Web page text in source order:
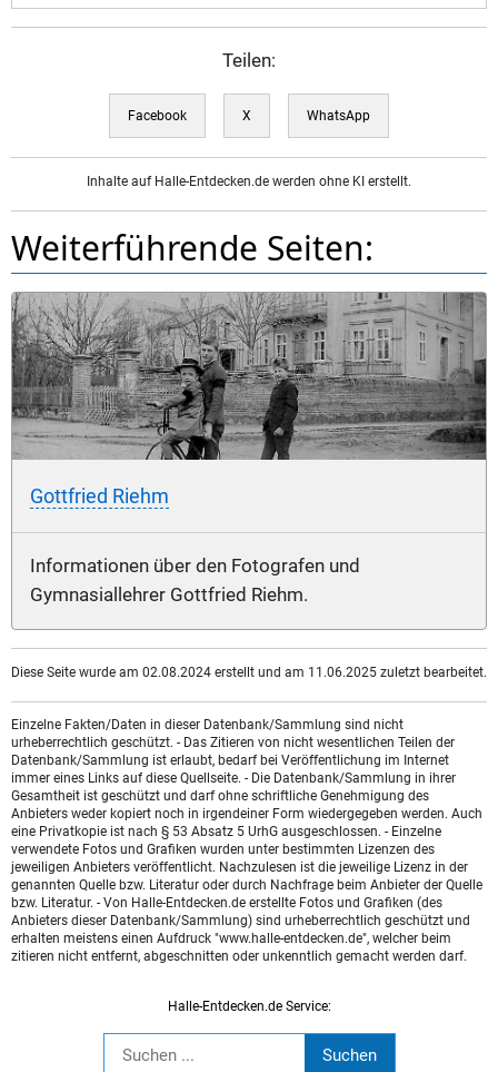
Teilen:
Facebook X WhatsApp
Inhalte auf Halle-Entdecken.de werden ohne KI erstellt.
Weiterführende Seiten:
Gottfried Riehm
Informationen über den Fotografen und
Gymnasiallehrer Gottfried Riehm.
Diese Seite wurde am 02.08.2024 erstellt und am 11.06.2025 zuletzt bearbeitet.
Einzelne Fakten/Daten in dieser Datenbank/Sammlung sind nicht
urheberrechtlich geschützt. - Das Zitieren von nicht wesentlichen Teilen der
Datenbank/Sammlung ist erlaubt, bedarf bei Veröffentlichung im Internet
immer eines Links auf diese Quellseite. - Die Datenbank/Sammlung in ihrer
Gesamtheit ist geschützt und darf ohne schriftliche Genehmigung des
Anbieters weder kopiert noch in irgendeiner Form wiedergegeben werden. Auch
eine Privatkopie ist nach § 53 Absatz 5 UrhG ausgeschlossen. - Einzelne
verwendete Fotos und Grafiken wurden unter bestimmten Lizenzen des
jeweiligen Anbieters veröffentlicht. Nachzulesen ist die jeweilige Lizenz in der
genannten Quelle bzw. Literatur oder durch Nachfrage beim Anbieter der Quelle
bzw. Literatur. - Von Halle-Entdecken.de erstellte Fotos und Grafiken (des
Anbieters dieser Datenbank/Sammlung) sind urheberrechtlich geschützt und
erhalten meistens einen Aufdruck "www.halle-entdecken.de", welcher beim
zitieren nicht entfernt, abgeschnitten oder unkenntlich gemacht werden darf.
Halle-Entdecken.de Service: